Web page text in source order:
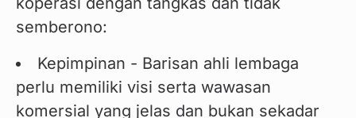
semberono:
Kepimpinan - Barisan ahli lembaga
perlu memiliki visi serta wawasan
komersial yang jelas dan bukan sekadar